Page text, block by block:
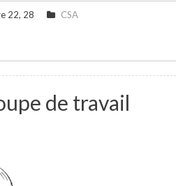
22, 28 CSA
de travail